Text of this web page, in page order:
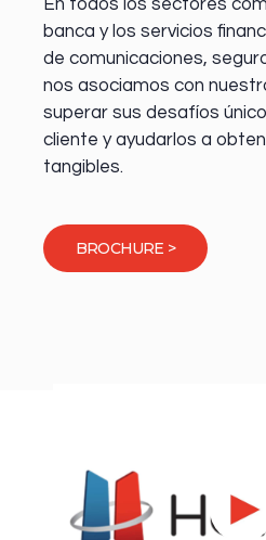
En todos los sectores
banca y los servicios
de comunicaciones,
nos asociamos con
superar sus desafíos
cliente y ayudarlos a
tangibles.
BROCHURE >